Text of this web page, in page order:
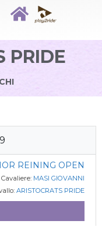
PRIDE
REINING OPEN
Cavaliere: MASI GIOVANNI
ARISTOCRATS PRIDE